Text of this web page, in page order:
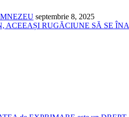
septembrie 8, 2025
RUGĂCIUNE SĂ SE